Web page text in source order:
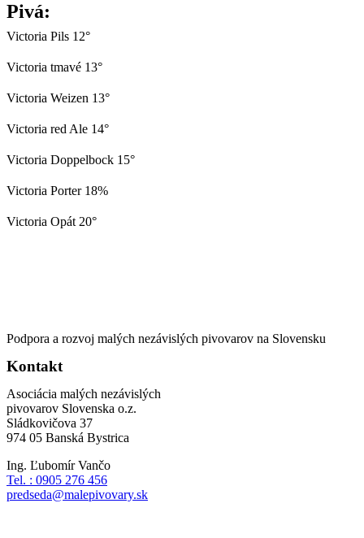
Pivá:
Victoria Pils 12°
Victoria tmavé 13°
Victoria Weizen 13°
Victoria red Ale 14°
Victoria Doppelbock 15°
Victoria Porter 18%
Victoria Opát 20°
Podpora a rozvoj malých nezávislých pivovarov na Slovensku
Kontakt
Asociácia malých nezávislých
pivovarov Slovenska o.z.
Sládkovičova 37
974 05 Banská Bystrica
Ing. Ľubomír Vančo
Tel. : 0905 276 456
predseda@malepivovary.sk